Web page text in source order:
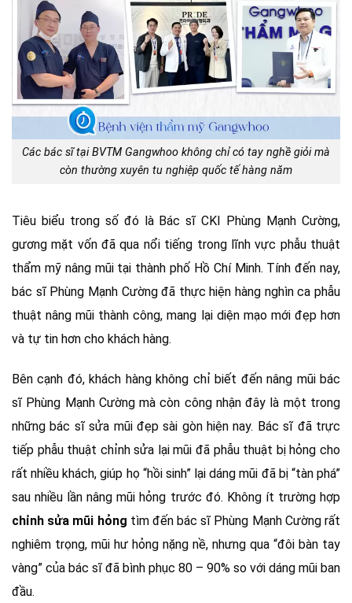
Các bác sĩ tại BVTM Gangwhoo không chỉ có tay nghề giỏi mà
còn thường xuyên tu nghiệp quốc tế hàng năm
Tiêu biểu trong số đó là Bác sĩ CKI Phùng Mạnh Cường,
gương mặt vốn đã qua nổi tiếng trong lĩnh vực phẫu thuật
thẩm mỹ nâng mũi tại thành phố Hồ Chí Minh. Tính đến nay,
bác sĩ Phùng Mạnh Cường đã thực hiện hàng nghìn ca phẫu
thuật nâng mũi thành công, mang lại diện mạo mới đẹp hơn
và tự tin hơn cho khách hàng.
Bên cạnh đó, khách hàng không chỉ biết đến nâng mũi bác
sĩ Phùng Mạnh Cường mà còn công nhận đây là một trong
những bác sĩ sửa mũi đẹp sài gòn hiện nay. Bác sĩ đã trực
tiếp phẫu thuật chỉnh sửa lại mũi đã phẫu thuật bị hỏng cho
rất nhiều khách, giúp họ “hồi sinh” lại dáng mũi đã bị “tàn phá”
sau nhiều lần nâng mũi hỏng trước đó. Không ít trường hợp
chỉnh sửa mũi hỏng tìm đến bác sĩ Phùng Mạnh Cường rất
nghiêm trọng, mũi hư hỏng nặng nề, nhưng qua “đôi bàn tay
vàng” của bác sĩ đã bình phục 80 – 90% so với dáng mũi ban
đầu.